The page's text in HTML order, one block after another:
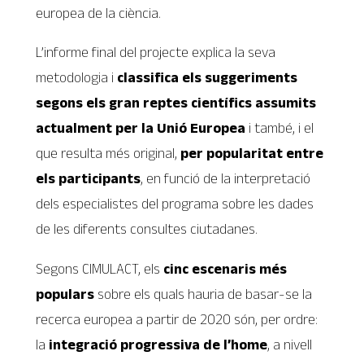
europea de la ciència.
L’informe final del projecte explica la seva
metodologia i classifica els suggeriments
segons els gran reptes científics assumits
actualment per la Unió Europea i també, i el
que resulta més original, per popularitat entre
els participants, en funció de la interpretació
dels especialistes del programa sobre les dades
de les diferents consultes ciutadanes.
Segons CIMULACT, els cinc escenaris més
populars sobre els quals hauria de basar-se la
recerca europea a partir de 2020 són, per ordre:
la integració progressiva de l’home, a nivell